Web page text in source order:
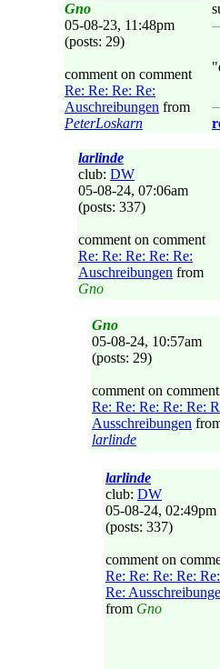
Gno
05-08-23, 11:48pm
(posts: 29)
comment on comment
Re: Re: Re: Re:
Auschreibungen from
PeterLoskarn
larlinde
club: DW
05-08-24, 07:06am
(posts: 337)
comment on comment
Re: Re: Re: Re: Re:
Auschreibungen from
Gno
Gno
05-08-24, 10:57am
(posts: 29)
comment on comment
Re: Re: Re: Re: Re:
Ausschreibungen
larlinde
larlinde
club: DW
05-08-24, 02:49pm
(posts: 337)
comment on
Re: Re: Re: Re:
Re:
from Gno